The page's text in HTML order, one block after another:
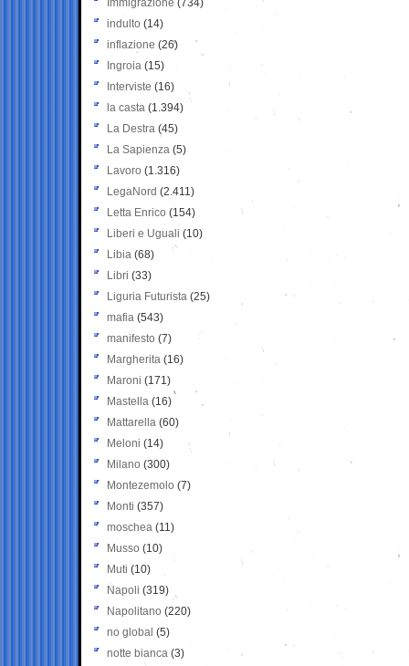
Immigrazione (734)
indulto (14)
inflazione (26)
Ingroia (15)
Interviste (16)
la casta (1.394)
La Destra (45)
La Sapienza (5)
Lavoro (1.316)
LegaNord (2.411)
Letta Enrico (154)
Liberi e Uguali (10)
Libia (68)
Libri (33)
Liguria Futurista (25)
mafia (543)
manifesto (7)
Margherita (16)
Maroni (171)
Mastella (16)
Mattarella (60)
Meloni (14)
Milano (300)
Montezemolo (7)
Monti (357)
moschea (11)
Musso (10)
Muti (10)
Napoli (319)
Napolitano (220)
no global (5)
notte bianca (3)